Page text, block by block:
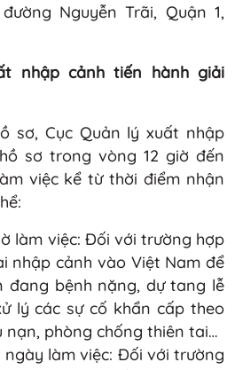
Nguyễn Trãi, Quận 1,
nhập cảnh tiến hành giải
sơ, Cục Quản lý xuất nhập
sơ trong vòng 12 giờ đến
việc kể từ thời điểm nhận
làm việc: Đối với trường hợp
nhập cảnh vào Việt Nam để
đang bệnh nặng, dự tang lễ
lý các sự cố khẩn cấp theo
nạn, phòng chống thiên tai…
ngày làm việc: Đối với trường